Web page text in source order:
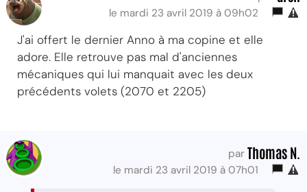
le mardi 23 avril 2019 à 09h02
J'ai offert le dernier Anno à ma copine et elle
adore. Elle retrouve pas mal d'anciennes
mécaniques qui lui manquait avec les deux
précédents volets (2070 et 2205)
par Thomas N.
le mardi 23 avril 2019 à 07h01